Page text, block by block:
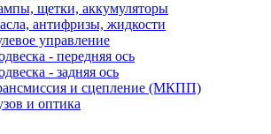
щетки, аккумуляторы
антифризы, жидкости
управление
- передняя ось
- задняя ось
и сцепление (МКПП)
и оптика